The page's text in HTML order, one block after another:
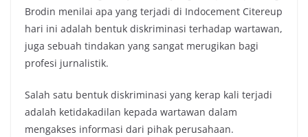
Brodin menilai apa yang terjadi di Indocement Citereup
hari ini adalah bentuk diskriminasi terhadap wartawan,
juga sebuah tindakan yang sangat merugikan bagi
profesi jurnalistik.
Salah satu bentuk diskriminasi yang kerap kali terjadi
adalah ketidakadilan kepada wartawan dalam
mengakses informasi dari pihak perusahaan.